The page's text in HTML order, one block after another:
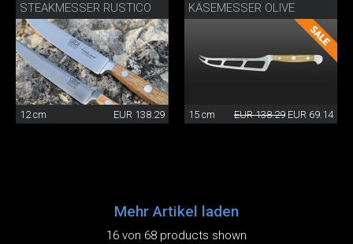
STEAKMESSER RUSTICO
12 cm EUR 138.29
KÄSEMESSER OLIVE
15 cm EUR 138.29 EUR 69.14
Mehr Artikel laden
16 von 68 products shown